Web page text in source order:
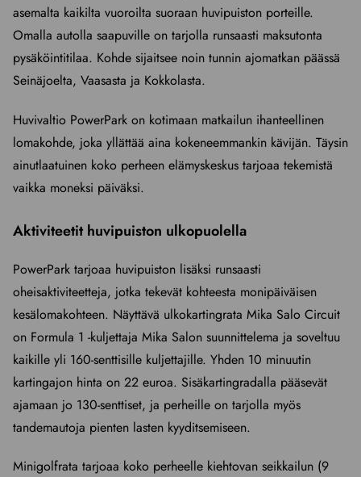
asemalta kaikilta vuoroilta suoraan huvipuiston porteille.
Omalla autolla saapuville on tarjolla runsaasti maksutonta
pysäköintitilaa. Kohde sijaitsee noin tunnin ajomatkan päässä
Seinäjoelta, Vaasasta ja Kokkolasta.
Huvivaltio PowerPark on kotimaan matkailun ihanteellinen
lomakohde, joka yllättää aina kokeneemmankin kävijän. Täysin
ainutlaatuinen koko perheen elämyskeskus tarjoaa tekemistä
vaikka moneksi päiväksi.
Aktiviteetit huvipuiston ulkopuolella
PowerPark tarjoaa huvipuiston lisäksi runsaasti
oheisaktiviteetteja, jotka tekevät kohteesta monipäiväisen
kesälomakohteen. Näyttävä ulkokartingrata Mika Salo Circuit
on Formula 1 -kuljettaja Mika Salon suunnittelema ja soveltuu
kaikille yli 160-senttisille kuljettajille. Yhden 10 minuutin
kartingajon hinta on 22 euroa. Sisäkartingradalla pääsevät
ajamaan jo 130-senttiset, ja perheille on tarjolla myös
tandemautoja pienten lasten kyyditsemiseen.
Minigolfrata tarjoaa koko perheelle kiehtovan seikkailun (9